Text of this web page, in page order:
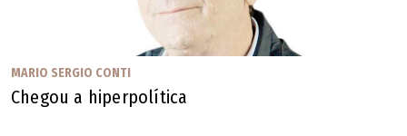
cenários de amanhã não me dizem respeito, pedem outros
pintores: é com vocês, senhores". Esse "senhores" diz
respeito a você.
MARIO SERGIO CONTI
Chegou a hiperpolítica